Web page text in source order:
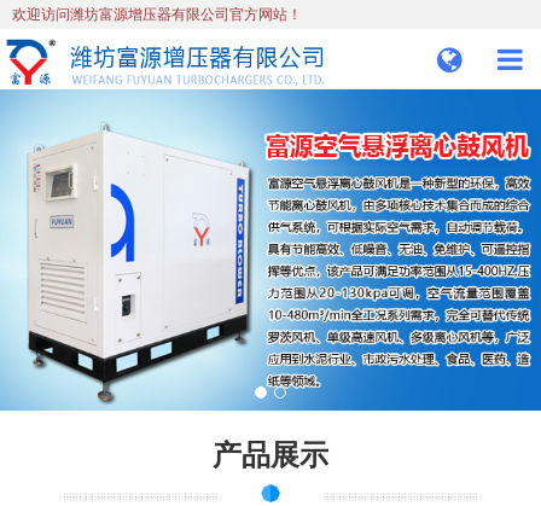
欢迎访问潍坊富源增压器有限公司官方网站！
产品展示